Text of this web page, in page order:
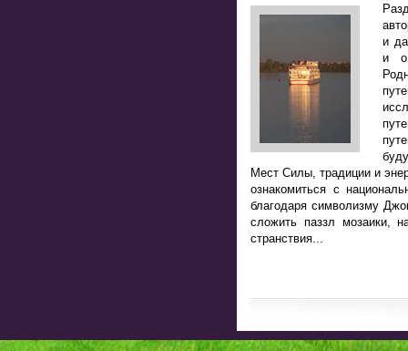
и
и о
Мест Силы, традиции и
ознакомиться с
благодаря символизму
сложить паззл мозаики,
странствия...